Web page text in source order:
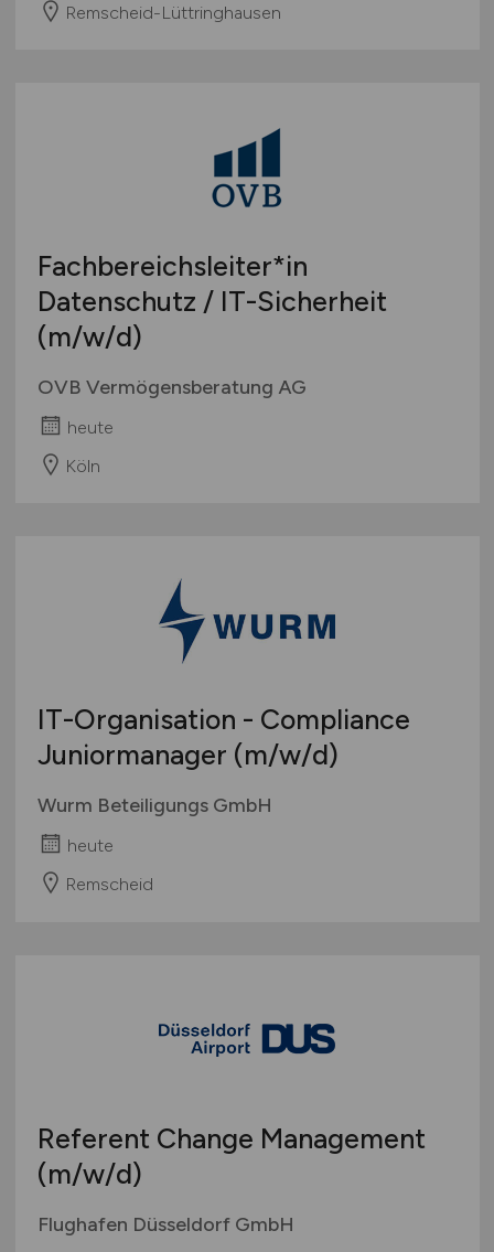
Remscheid-Lüttringhausen
Fachbereichsleiter*in
Datenschutz / IT-Sicherheit
(m/w/d)
OVB Vermögensberatung AG
heute
Köln
IT-Organisation - Compliance
Juniormanager (m/w/d)
Wurm Beteiligungs GmbH
heute
Remscheid
Referent Change Management
(m/w/d)
Flughafen Düsseldorf GmbH